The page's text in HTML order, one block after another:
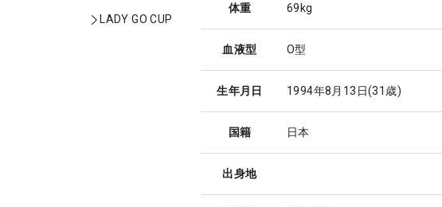
LADY GO CUP
体重 69kg
血液型 O型
生年月日 1994年8月13日(31歳)
国籍 日本
出身地